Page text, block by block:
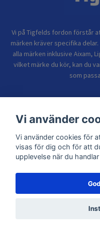
Vi på Tigfelds fordon förstår
märken kräver specifika
alla märken inklusive Aixam,
vilket märke du kör, kan du
som
Sidor
© 2026
Vi använder
Vi använder cookies för
visas för dig och för att
upplevelse när du